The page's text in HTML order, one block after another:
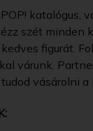
katalógus,
szét minden
figurát.
várunk.
vásárolni a